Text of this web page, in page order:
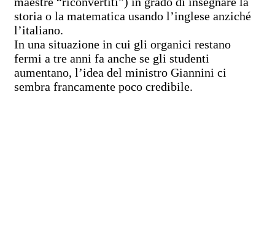
storia o la matematica usando l’inglese anziché
l’italiano.
In una situazione in cui gli organici restano
fermi a tre anni fa anche se gli studenti
aumentano, l’idea del ministro Giannini ci
sembra francamente poco credibile.